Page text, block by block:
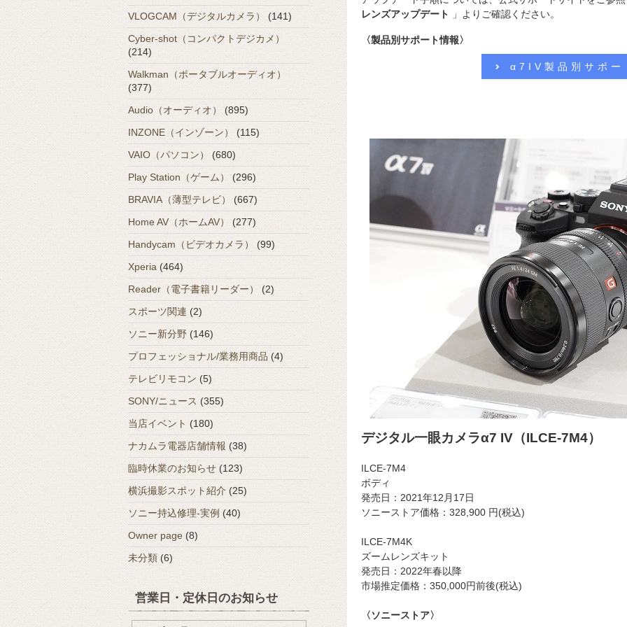
レンズアップデート
」よりご確認ください。
〈製品別サポート情報〉
α7IV製品別サポー
デジタル一眼カメラα7 IV（ILCE-7M4）
ILCE-7M4
ボディ
発売日：2021年12月17日
ソニーストア価格： 328,900 円(税込)
ILCE-7M4K
ズームレンズキット
発売日：2022年春以降
市場推定価格：350,000円前後(税込)
〈ソニーストア〉
VLOGCAM（デジタルカメラ）
(141)
Cyber-shot（コンパクトデジカメ）
(214)
Walkman（ポータブルオーディオ）
(377)
Audio（オーディオ）
(895)
INZONE（インゾーン）
(115)
VAIO（パソコン）
(680)
Play Station（ゲーム）
(296)
BRAVIA（薄型テレビ）
(667)
Home AV（ホームAV）
(277)
Handycam（ビデオカメラ）
(99)
Xperia (464)
Reader（電子書籍リーダー）
(2)
スポーツ関連 (2)
ソニー新分野 (146)
プロフェッショナル/業務用商品 (4)
テレビリモコン (5)
SONY/ニュース (355)
当店イベント (180)
ナカムラ電器店舗情報 (38)
臨時休業のお知らせ (123)
横浜撮影スポット紹介 (25)
ソニー持込修理-実例 (40)
Owner page (8)
未分類 (6)
営業日・定休日のお知らせ